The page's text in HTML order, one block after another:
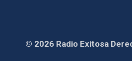
© 2026 Radio Exitosa